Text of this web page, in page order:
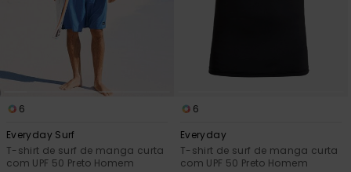
6
Everyday Surf
T-shirt de surf de manga curta
com UPF 50 Preto Homem
6
Everyday
T-shirt de surf de manga curta
com UPF 50 Preto Homem